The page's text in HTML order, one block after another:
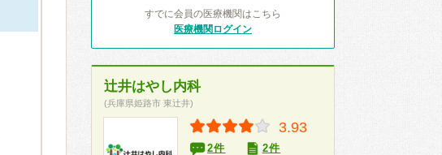
すでに会員の医療機関はこちら
医療機関ログイン
辻井はやし内科
(兵庫県姫路市 東辻井)
3.93
2件 2件